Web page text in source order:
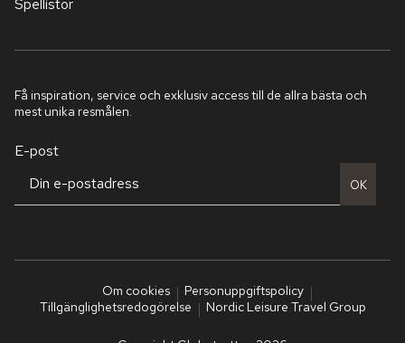
Spellistor
Få inspiration, service och exklusiv access till de allra bästa och
mest unika resmålen.
E-post
OK
Om cookies
Personuppgiftspolicy
Tillgänglighetsredogörelse
Nordic Leisure Travel Group